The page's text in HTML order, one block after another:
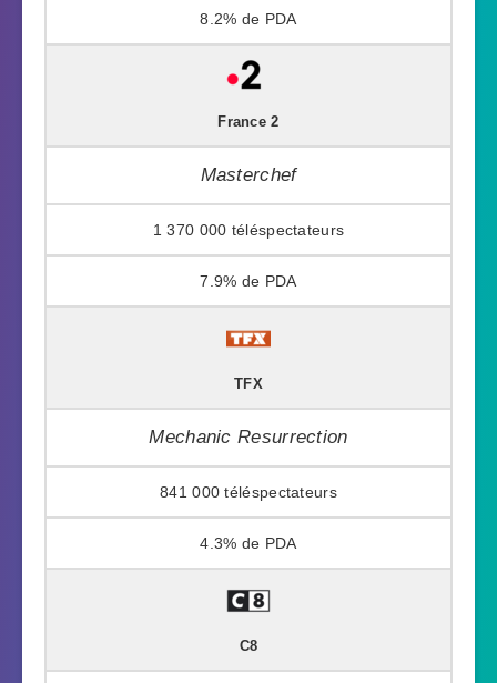
8.2%
France 2
Masterchef
1 370 000
7.9%
TFX
Mechanic Resurrection
841 000
4.3%
C8